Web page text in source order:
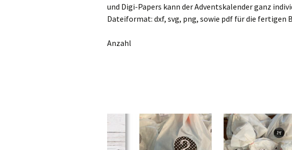
und Digi-Papers kann der Adventskalender ganz
Dateiformat: dxf, svg, png, sowie pdf für die fertigen
Anzahl